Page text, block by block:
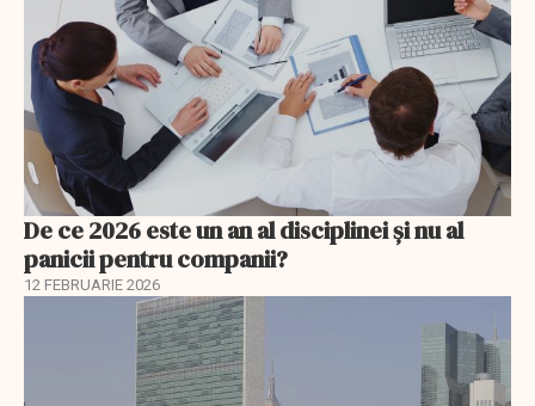
De ce 2026 este un an al disciplinei și nu al
panicii pentru companii?
12 FEBRUARIE 2026